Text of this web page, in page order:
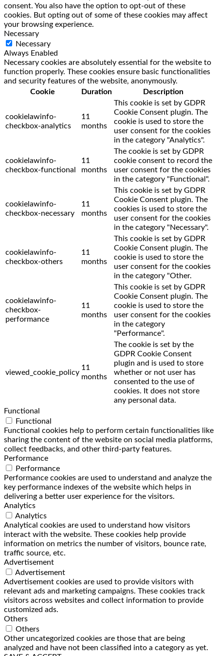
consent. You also have the option to opt-out of these
cookies. But opting out of some of these cookies may affect
your browsing experience.
Necessary
Necessary
Always Enabled
Necessary cookies are absolutely essential for the website to
function properly. These cookies ensure basic functionalities
and security features of the website, anonymously.
Cookie
Duration Description
cookielawinfo-
checkbox-analytics
11
months
This cookie is set by GDPR
Cookie Consent plugin. The
cookie is used to store the
user consent for the cookies
in the category "Analytics".
cookielawinfo-
checkbox-functional
11
months
The cookie is set by GDPR
cookie consent to record the
user consent for the cookies
in the category "Functional".
cookielawinfo-
checkbox-necessary
11
months
This cookie is set by GDPR
Cookie Consent plugin. The
cookies is used to store the
user consent for the cookies
in the category "Necessary".
cookielawinfo-
checkbox-others
11
months
This cookie is set by GDPR
Cookie Consent plugin. The
cookie is used to store the
user consent for the cookies
in the category "Other.
cookielawinfo-
checkbox-
performance
11
months
This cookie is set by GDPR
Cookie Consent plugin. The
cookie is used to store the
user consent for the cookies
in the category
"Performance".
viewed_cookie_policy
11
months
The cookie is set by the
GDPR Cookie Consent
plugin and is used to store
whether or not user has
consented to the use of
cookies. It does not store
any personal data.
Functional
Functional
Functional cookies help to perform certain functionalities like
sharing the content of the website on social media platforms,
collect feedbacks, and other third-party features.
Performance
Performance
Performance cookies are used to understand and analyze the
key performance indexes of the website which helps in
delivering a better user experience for the visitors.
Analytics
Analytics
Analytical cookies are used to understand how visitors
interact with the website. These cookies help provide
information on metrics the number of visitors, bounce rate,
traffic source, etc.
Advertisement
Advertisement
Advertisement cookies are used to provide visitors with
relevant ads and marketing campaigns. These cookies track
visitors across websites and collect information to provide
customized ads.
Others
Others
Other uncategorized cookies are those that are being
analyzed and have not been classified into a category as yet.